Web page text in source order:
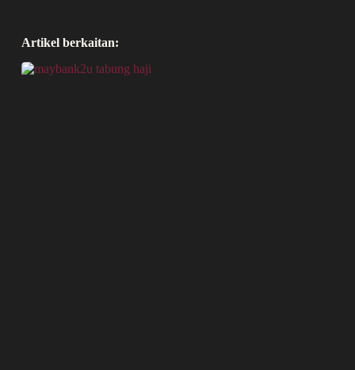
Artikel berkaitan: